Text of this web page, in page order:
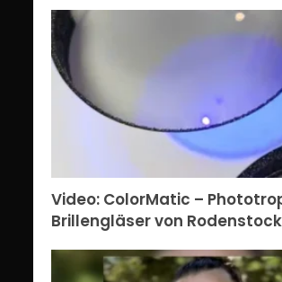
Video: ColorMatic –
Brillengläser von Rodenstock